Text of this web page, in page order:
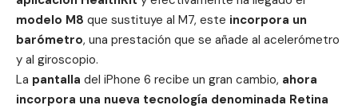
modelo M8 que sustituye al M7, este incorpora un
barómetro, una prestación que se añade al acelerómetro
y al giroscopio.
La pantalla del iPhone 6 recibe un gran cambio, ahora
incorpora una nueva tecnología denominada Retina